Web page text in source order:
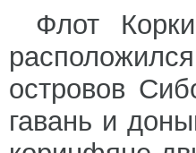
Флот
островов
гавань и